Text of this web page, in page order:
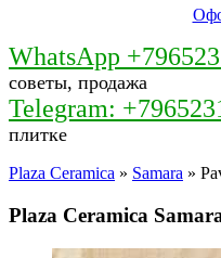
WhatsApp
советы, продажа
Telegram:
плитке
Plaza Ceramica » Samara »
Plaza Ceramica